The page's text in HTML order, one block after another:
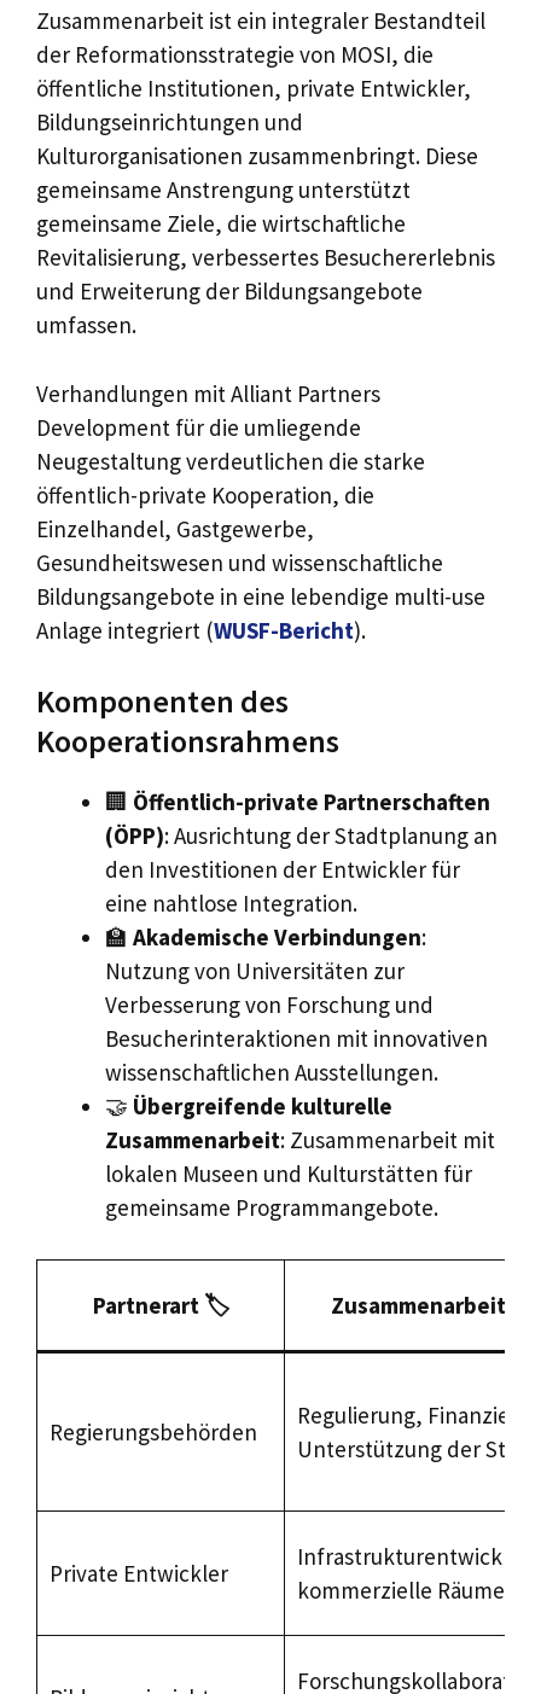
Zusammenarbeit ist ein integraler Bestandteil
der Reformationsstrategie von MOSI, die
öffentliche Institutionen, private Entwickler,
Bildungseinrichtungen und
Kulturorganisationen zusammenbringt. Diese
gemeinsame Anstrengung unterstützt
gemeinsame Ziele, die wirtschaftliche
Revitalisierung, verbessertes Besuchererlebnis
und Erweiterung der Bildungsangebote
umfassen.
Verhandlungen mit Alliant Partners
Development für die umliegende
Neugestaltung verdeutlichen die starke
öffentlich-private Kooperation, die
Einzelhandel, Gastgewerbe,
Gesundheitswesen und wissenschaftliche
Bildungsangebote in eine lebendige multi-use
Anlage integriert (WUSF-Bericht).
Komponenten des
Kooperationsrahmens
🏢 Öffentlich-private Partnerschaften
(ÖPP): Ausrichtung der Stadtplanung an
den Investitionen der Entwickler für
eine nahtlose Integration.
🏫 Akademische Verbindungen:
Nutzung von Universitäten zur
Verbesserung von Forschung und
Besucherinteraktionen mit innovativen
wissenschaftlichen Ausstellungen.
🤝 Übergreifende kulturelle
Zusammenarbeit: Zusammenarbeit mit
lokalen Museen und Kulturstätten für
gemeinsame Programmangebote.
Partnerart 🏷️
Regierungsbehörden
Regulierung,
Unterstützung der
Private Entwickler
kommerzielle Räume